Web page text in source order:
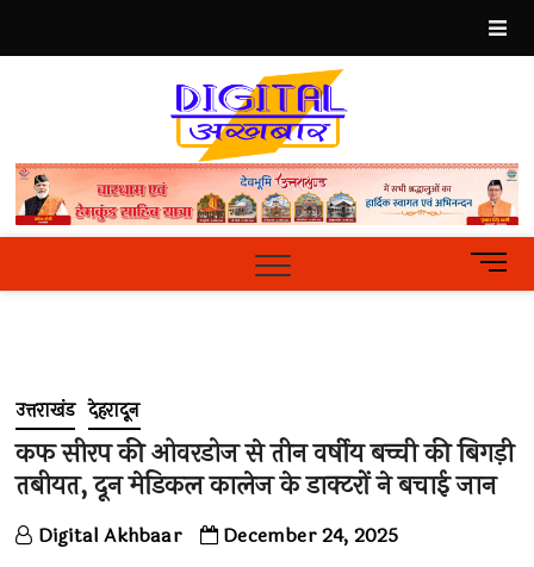
content
Hindi
News
PortalM
e
t
o
n
उत्तराखंड देहरादून
कफ सीरप की ओवरडोज से तीन वर्षीय बच्ची की बिगड़ी
तबीयत, दून मेडिकल कालेज के डाक्टरों ने बचाई जान
Digital Akhbaar December 24, 2025